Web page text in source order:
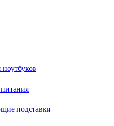
подставки